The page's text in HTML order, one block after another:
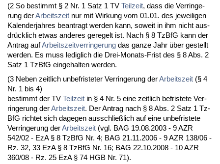
(2 So be­stimmt § 2 Nr. 1 Satz 1 TV Teil­zeit, dass die Ver­rin­ge­
rung derAr­beits­zeit nur mit Wir­kung vom 01.01. des je­wei­li­gen
Ka­len­der­jah­res be­an­tragt wer­den kann, so­weit in ihm nicht aus­
drück­lich et­was an­de­res ge­re­gelt ist. Nach § 8 Tz­B­fG kann der
An­trag aufAr­beits­zeit­ver­rin­ge­rung das gan­ze Jahr über ge­stellt
wer­den. Es muss le­dig­lich die Drei-Mo­nats-Frist des § 8 Abs. 2
Satz 1 Tz­B­fG ein­ge­hal­ten wer­den.
(3 Ne­ben zeit­lich un­be­fris­te­ter Ver­rin­ge­rung derAr­beits­zeit (§ 4
Nr. 1 bis 4)
be­stimmt der TV Teil­zeit in § 4 Nr. 5 ei­ne zeit­lich be­fris­te­te Ver­
rin­ge­rung derAr­beits­zeit. Der An­trag nach § 8 Abs. 2 Satz 1 Tz­
B­fG rich­tet sich da­ge­gen aus­sch­ließlich auf ei­ne un­be­fris­te­te
Ver­rin­ge­rung derAr­beits­zeit (vgl. BAG 19.08.2003 - 9 AZR
542/02 - EzA § 8 Tz­B­fG Nr. 4; BAG 21.11.2006 - 9 AZR 138/06 -
Rz. 32, 33 EzA § 8 Tz­B­fG Nr. 16; BAG 22.10.2008 - 10 AZR
360/08 - Rz. 25 EzA § 74 HGB Nr. 71).